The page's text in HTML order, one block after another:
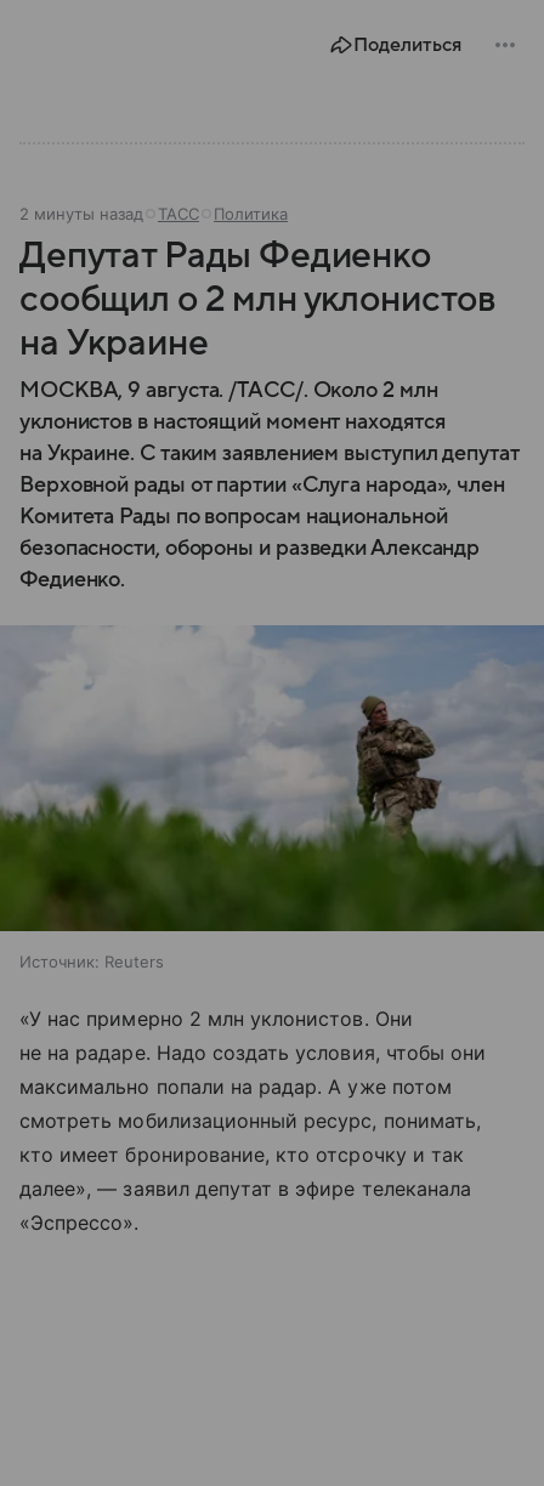
Поделиться
2 минуты назад ТАСС Политика
Депутат Рады Федиенко
сообщил о 2 млн уклонистов
на Украине
МОСКВА, 9 августа. /ТАСС/. Около 2 млн
уклонистов в настоящий момент находятся
на Украине. С таким заявлением выступил депутат
Верховной рады от партии «Слуга народа», член
Комитета Рады по вопросам национальной
безопасности, обороны и разведки Александр
Федиенко.
Источник: Reuters
«У нас примерно 2 млн уклонистов. Они
не на радаре. Надо создать условия, чтобы они
максимально попали на радар. А уже потом
смотреть мобилизационный ресурс, понимать,
кто имеет бронирование, кто отсрочку и так
далее», — заявил депутат в эфире телеканала
«Эспрессо».